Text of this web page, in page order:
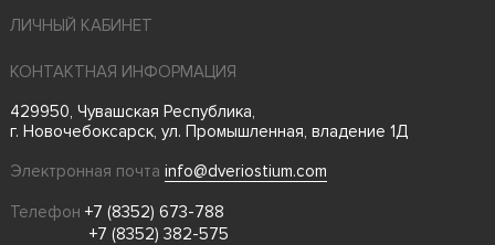
ЛИЧНЫЙ КАБИНЕТ
КОНТАКТНАЯ ИНФОРМАЦИЯ
429950, Чувашская Республика,
г. Новочебоксарск, ул. Промышленная, владение 1Д
Электронная почта info@dveriostium.com
Телефон +7 (8352) 673-788
+7 (8352) 382-575